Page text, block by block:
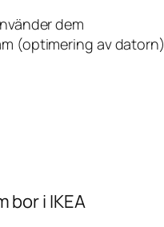
dem
(optimering av datorn)
bor i IKEA